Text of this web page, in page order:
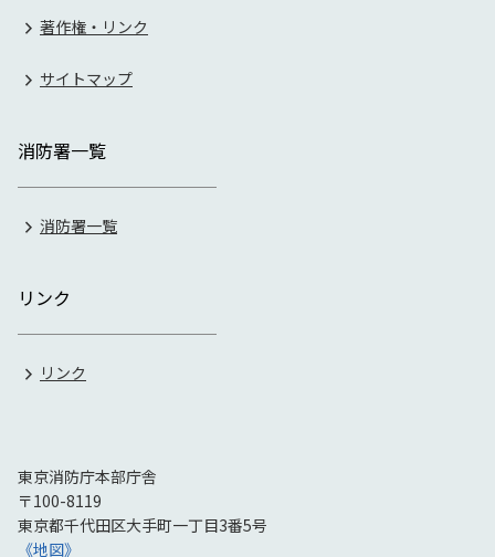
著作権・リンク
サイトマップ
消防署一覧
消防署一覧
リンク
リンク
東京消防庁本部庁舎
〒100-8119
東京都千代田区大手町一丁目3番5号
《地図》